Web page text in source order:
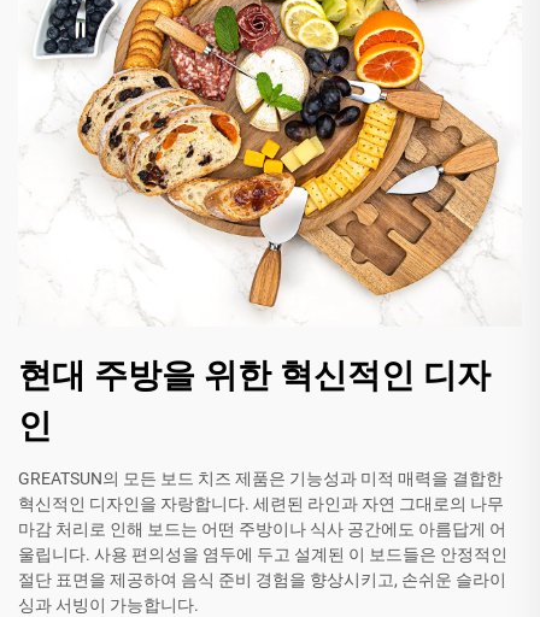
현대 주방을 위한 혁신적인 디자
인
GREATSUN의 모든 보드 치즈 제품은 기능성과 미적 매력을 결합한
혁신적인 디자인을 자랑합니다. 세련된 라인과 자연 그대로의 나무
마감 처리로 인해 보드는 어떤 주방이나 식사 공간에도 아름답게 어
울립니다. 사용 편의성을 염두에 두고 설계된 이 보드들은 안정적인
절단 표면을 제공하여 음식 준비 경험을 향상시키고, 손쉬운 슬라이
싱과 서빙이 가능합니다.